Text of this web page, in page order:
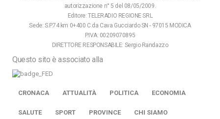
autorizzazione n° 5 del 08/05/2009.
Editore: TELERADIO REGIONE SRL
Sede: S.P.74 km 0+400 C.da Cava Gucciardo SN - 97015 MODICA
P.IVA: 00209070895
DIRETTORE RESPONSABILE: Sergio Randazzo
Questo sito è associato alla
CRONACA ATTUALITÀ POLITICA ECONOMIA
SALUTE SPORT PROVINCE CHI SIAMO